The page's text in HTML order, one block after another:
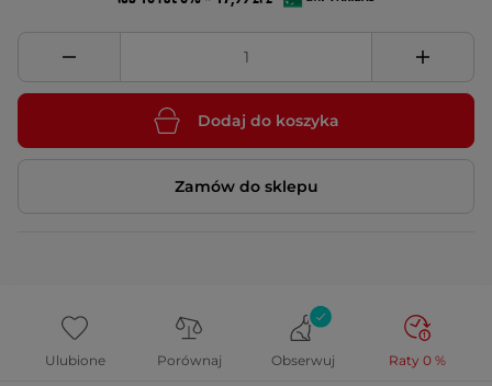
Dodaj do koszyka
Zamów do sklepu
Ulubione Porównaj Obserwuj Raty 0 %